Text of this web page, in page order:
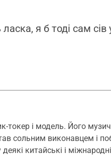
я б тоді сам сів
токер і модель. Його
сольним виконавцем і
китайські і